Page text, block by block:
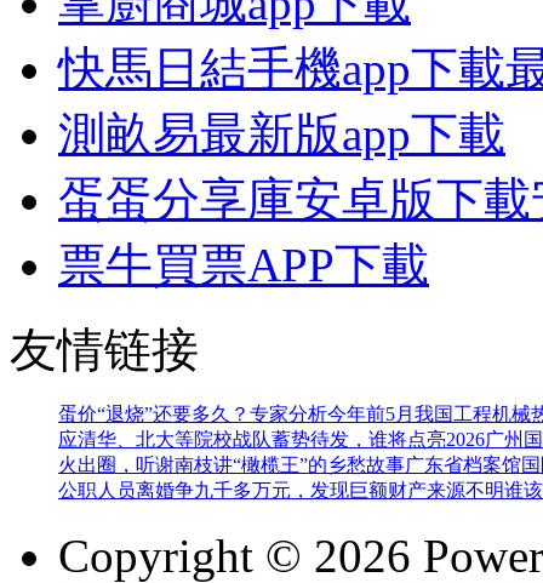
快馬日結手機app下載
測畝易最新版app下載
蛋蛋分享庫安卓版下
票牛買票APP下載
友情链接
蛋价“退烧”还要多久？专家分析今年前5月我国工程机械
应清华、北大等院校战队蓄势待发，谁将点亮2026广州
火出圈，听谢南枝讲“橄榄王”的乡愁故事广东省档案馆
公职人员离婚争九千多万元，发现巨额财产来源不明谁
Copyright © 2026